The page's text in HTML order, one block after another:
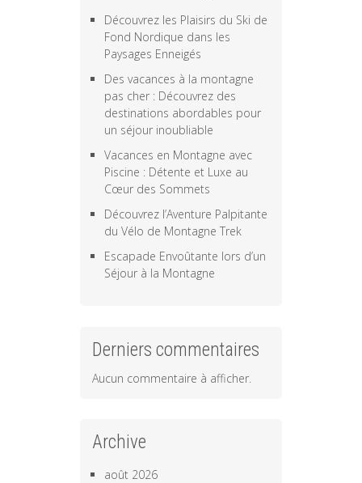
Découvrez les Plaisirs du Ski de
Fond Nordique dans les
Paysages Enneigés
Des vacances à la montagne
pas cher : Découvrez des
destinations abordables pour
un séjour inoubliable
Vacances en Montagne avec
Piscine : Détente et Luxe au
Cœur des Sommets
Découvrez l’Aventure Palpitante
du Vélo de Montagne Trek
Escapade Envoûtante lors d’un
Séjour à la Montagne
Derniers commentaires
Aucun commentaire à afficher.
Archive
août 2026